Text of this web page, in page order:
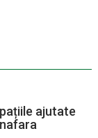
ajutate